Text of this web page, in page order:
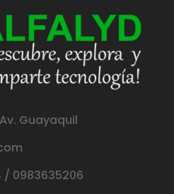
Guayaquil
/ 0983635206